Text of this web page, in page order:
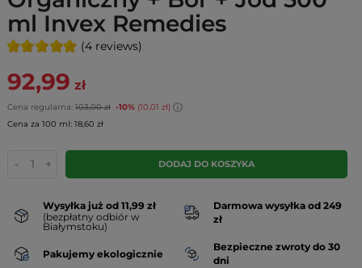
ml Invex Remedies
(4 reviews)
92,99 zł
Cena regularna: 103,00 zł -10% (10,01 zł)
Cena za 100 ml: 18,60 zł
- + DODAJ DO KOSZYKA
Wysyłka już od 11,99 zł
(bezpłatny odbiór w
Białymstoku)
Darmowa wysyłka od 249
zł
Pakujemy ekologicznie
Bezpieczne zwroty do 30
dni